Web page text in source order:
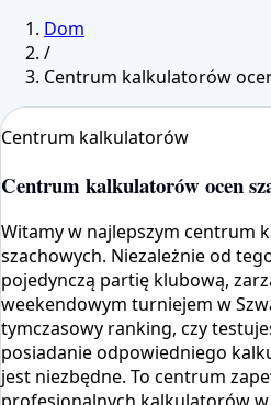
Dom
/
Centrum kalkulatorów
Centrum kalkulatorów
Centrum kalkulatorów ocen
Witamy w najlepszym centrum
szachowych. Niezależnie od
pojedynczą partię klubową,
weekendowym turniejem w
tymczasowy ranking, czy
posiadanie odpowiedniego
jest niezbędne. To centrum